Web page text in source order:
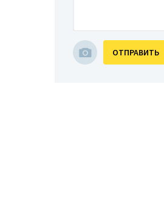
ОТПРАВИТЬ